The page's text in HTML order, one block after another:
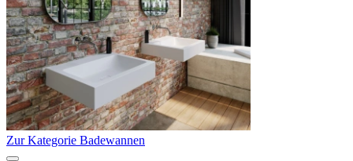
Zur Kategorie Badewannen